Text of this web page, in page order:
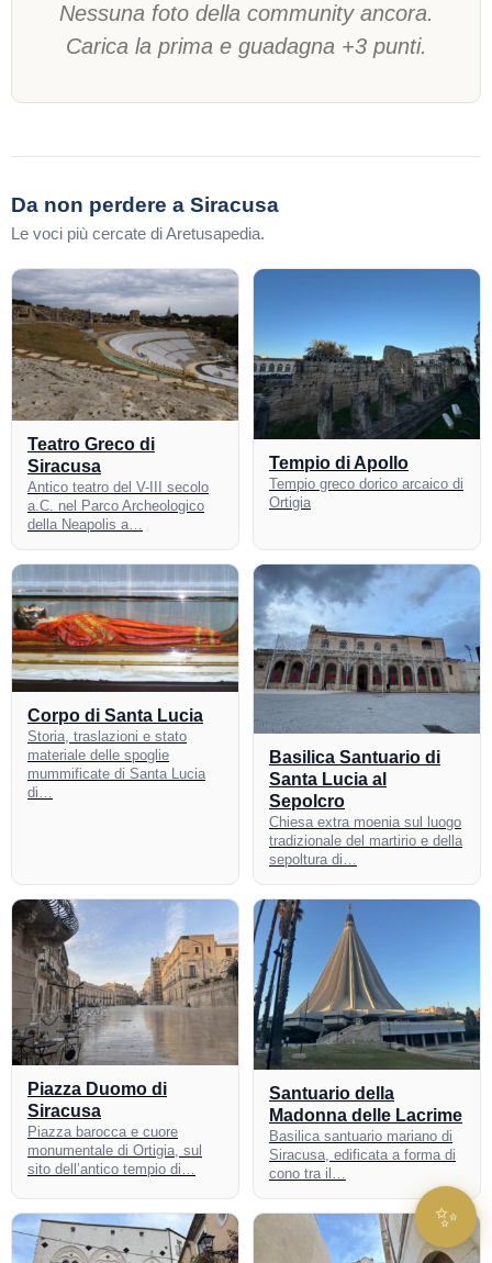
Nessuna foto della community ancora.
Carica la prima e guadagna +3 punti.
Da non perdere a Siracusa
Le voci più cercate di Aretusapedia.
Teatro Greco di
Siracusa
Antico teatro del V-III secolo
a.C. nel Parco Archeologico
della Neapolis a…
Tempio di Apollo
Tempio greco dorico arcaico di
Ortigia
Corpo di Santa Lucia
Storia, traslazioni e stato
materiale delle spoglie
mummificate di Santa Lucia
di…
Basilica Santuario di
Santa Lucia al
Sepolcro
Chiesa extra moenia sul luogo
tradizionale del martirio e della
sepoltura di…
Piazza Duomo di
Siracusa
Piazza barocca e cuore
monumentale di Ortigia, sul
sito dell’antico tempio di…
Santuario della
Madonna delle Lacrime
Basilica santuario mariano di
Siracusa, edificata a forma di
cono tra il…
✨